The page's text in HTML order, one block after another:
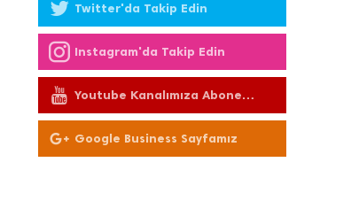
Twitter'da Takip Edin
Instagram'da Takip Edin
Youtube Kanalımıza Abone
Olun
Google Business Sayfamız